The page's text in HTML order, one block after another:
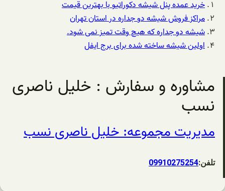
خرید عمده پنل شیشه دکوراتیو با بهترین قیمت
مراکز فروش شیشه دو جداره در استان تهران
شیشه دو جداره که هیچ وقت تمیز نمی شود.
اولین شیشه ساخته شده برای برج ایفل
مشاوره و سفارش : خلیل ناصری
نسب
مدیریت مجموعه: خلیل ناصری نسب
تلفن:09910275254